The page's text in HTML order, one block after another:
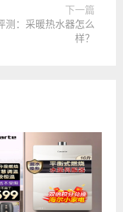
下一篇
测：采暖热水器怎么
样？